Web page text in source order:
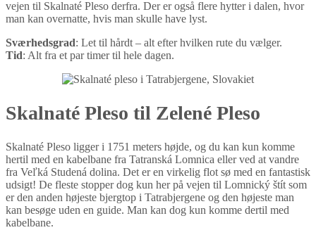
vejen til Skalnaté Pleso derfra. Der er også flere hytter i dalen, hvor
man kan overnatte, hvis man skulle have lyst.
Sværhedsgrad: Let til hårdt – alt efter hvilken rute du vælger.
Tid: Alt fra et par timer til hele dagen.
Skalnaté Pleso til Zelené Pleso
Skalnaté Pleso ligger i 1751 meters højde, og du kan kun komme
hertil med en kabelbane fra Tatranská Lomnica eller ved at vandre
fra Veľká Studená dolina. Det er en virkelig flot sø med en fantastisk
udsigt! De fleste stopper dog kun her på vejen til Lomnický štít som
er den anden højeste bjergtop i Tatrabjergene og den højeste man
kan besøge uden en guide. Man kan dog kun komme dertil med
kabelbane.